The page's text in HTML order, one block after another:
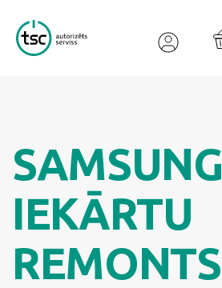
SAMSUNG
IEKĀRTU
REMONTS